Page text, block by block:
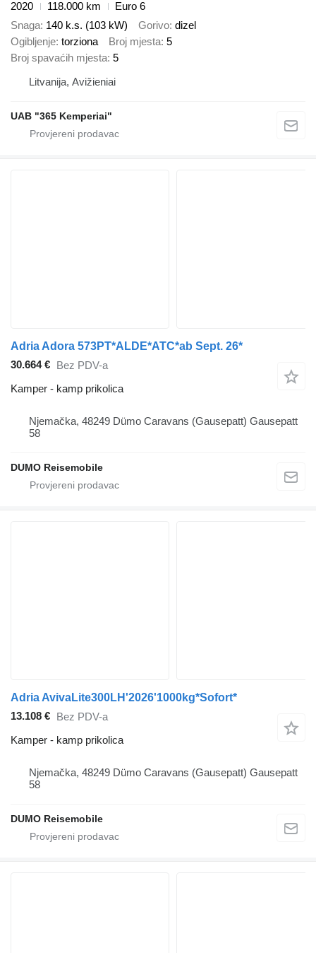
2020 118.000 km
Euro 6
Snaga 140 k.s. (103 kW) Gorivo dizel
Ogibljenje torziona Broj mjesta 5
Broj spavaćih mjesta 5
Litvanija, Avižieniai
UAB "365 Kemperiai"
Adria Adora 573PT*ALDE*ATC*ab Sept. 26*
30.664 € Bez PDV-a
Kamper - kamp prikolica
Njemačka, 48249 Dümo Caravans (Gausepatt) Gausepatt
58
DUMO Reisemobile
Adria AvivaLite300LH'2026'1000kg*Sofort*
13.108 € Bez PDV-a
Kamper - kamp prikolica
Njemačka, 48249 Dümo Caravans (Gausepatt) Gausepatt
58
DUMO Reisemobile